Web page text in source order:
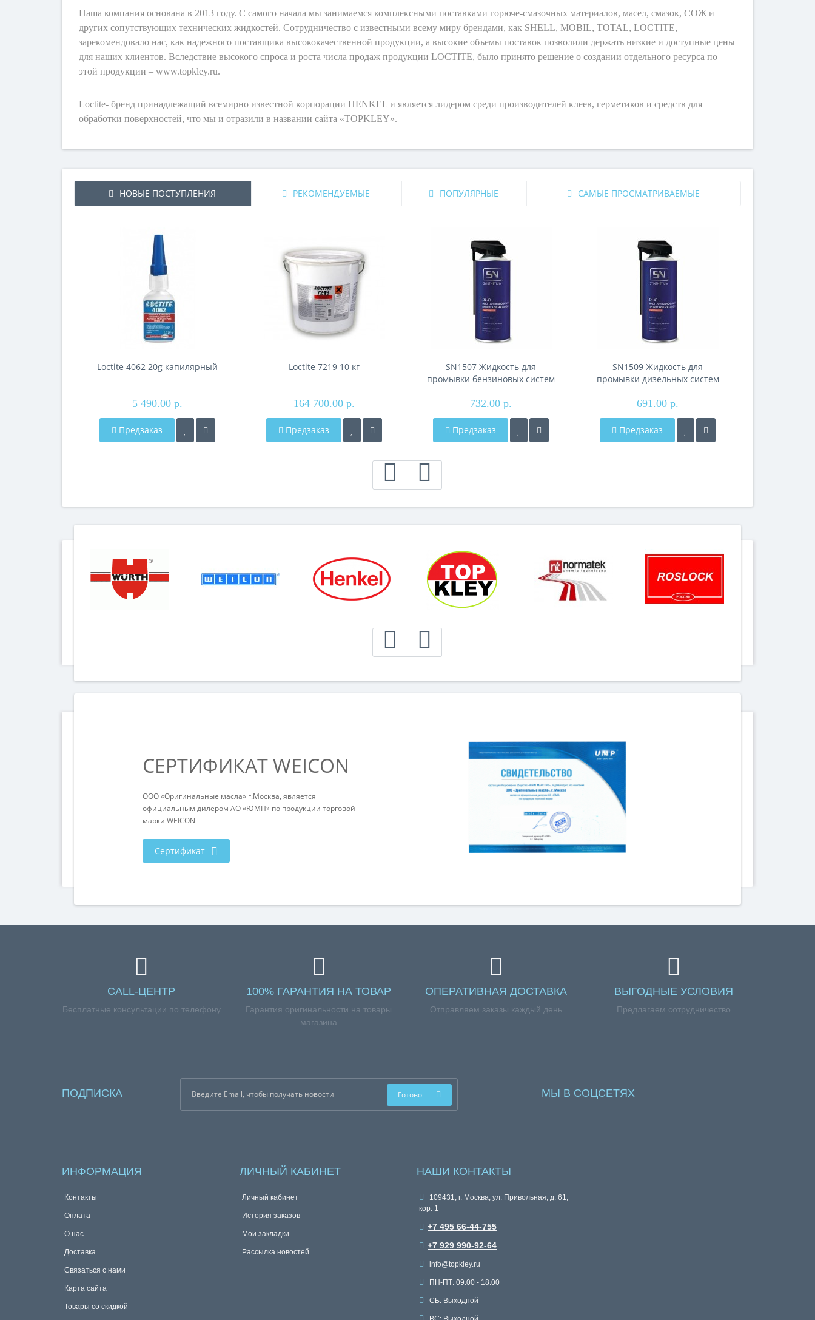
Наша компания основана в 2013 году. С самого начала мы занимаемся комплексными поставками горюче-смазочных материалов, масел, смазок, СОЖ и
других сопутствующих технических жидкостей. Сотрудничество с известными всему миру брендами, как SHELL, MOBIL, TOTAL, LOCTITE,
зарекомендовало нас, как надежного поставщика высококачественной продукции, а высокие объемы поставок позволили держать низкие и доступные цены
для наших клиентов. Вследствие высокого спроса и роста числа продаж продукции LOCTITE, было принято решение о создании отдельного ресурса по
этой продукции – www.topkley.ru.
Loctite- бренд принадлежащий всемирно известной корпорации HENKEL и является лидером среди производителей клеев, герметиков и средств для
обработки поверхностей, что мы и отразили в названии сайта «TOPKLEY».
НОВЫЕ ПОСТУПЛЕНИЯ РЕКОМЕНДУЕМЫЕ ПОПУЛЯРНЫЕ САМЫЕ ПРОСМАТРИВАЕМЫЕ
Loctite 4062 20g капилярный
5 490.00 р.
Предзаказ
Loctite 7219 10 кг
164 700.00 р.
Предзаказ
SN1507 Жидкость для
промывки бензиновых систем
732.00 р.
Предзаказ
SN1509 Жидкость для
промывки дизельных систем
691.00 р.
Предзаказ
СЕРТИФИКАТ WEICON
ООО «Оригинальные масла» г.Москва, является
официальным дилером АО «ЮМП» по продукции торговой
марки WEICON
Сертификат
СALL-ЦЕНТР
Бесплатные консультации по телефону
100% ГАРАНТИЯ НА ТОВАР
Гарантия оригинальности на товары
магазина
ОПЕРАТИВНАЯ ДОСТАВКА
Отправляем заказы каждый день
ВЫГОДНЫЕ УСЛОВИЯ
Предлагаем сотрудничество
ПОДПИСКА Готово МЫ В СОЦСЕТЯХ
ИНФОРМАЦИЯ
Контакты
Оплата
О нас
Доставка
Связаться с нами
Карта сайта
Товары со скидкой
ЛИЧНЫЙ КАБИНЕТ
Личный кабинет
История заказов
Мои закладки
Рассылка новостей
НАШИ КОНТАКТЫ
109431, г. Москва, ул. Привольная, д. 61,
кор. 1
+7 495 66-44-755
+7 929 990-92-64
info@topkley.ru
ПН-ПТ: 09:00 - 18:00
СБ: Выходной